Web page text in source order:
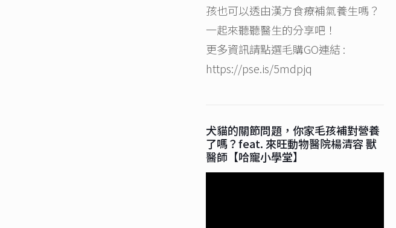
孩也可以透由漢方食療補氣養生嗎？
一起來聽聽醫生的分享吧！
更多資訊請點選毛購GO連結 :
https://pse.is/5mdpjq
犬貓的關節問題，你家毛孩補對營養
了嗎？feat. 來旺動物醫院楊清容 獸
醫師【哈寵小學堂】